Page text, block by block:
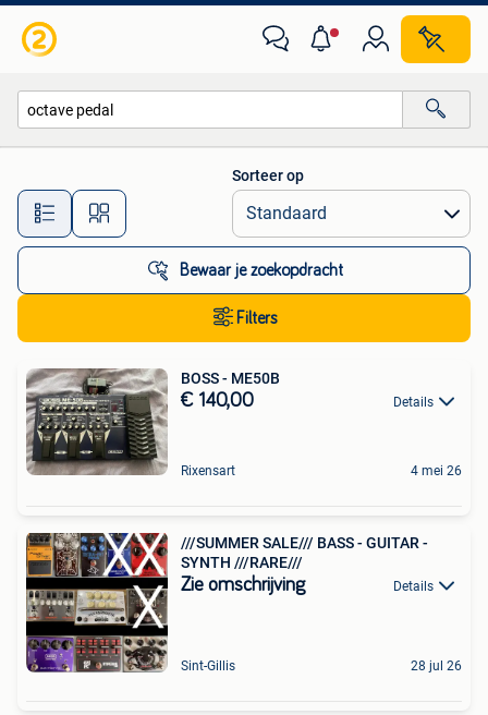
Alle afstanden…
Sorteer op
Bewaar je zoekopdracht
Filters
BOSS - ME50B
€ 140,00 Details
Rixensart 4 mei 26
///SUMMER SALE/// BASS - GUITAR -
SYNTH ///RARE///
Zie omschrijving Details
Sint-Gillis 28 jul 26